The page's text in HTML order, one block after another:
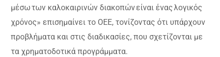
μέσω των καλοκαιρινών διακοπών είναι ένας λογικός
χρόνος» επισημαίνει το ΟΕΕ, τονίζοντας ότι υπάρχουν
προβλήματα και στις διαδικασίες, που σχετίζονται με
τα χρηματοδοτικά προγράμματα.